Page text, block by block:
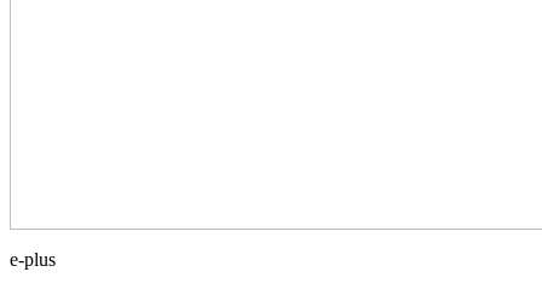
e-plus